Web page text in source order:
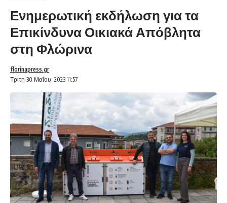
Ενημερωτική εκδήλωση για τα
Επικίνδυνα Οικιακά Απόβλητα
στη Φλώρινα
Τρίτη 30 Μαΐου, 2023 11:57
florinapress.gr